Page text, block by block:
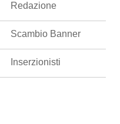
Redazione
Scambio Banner
Inserzionisti